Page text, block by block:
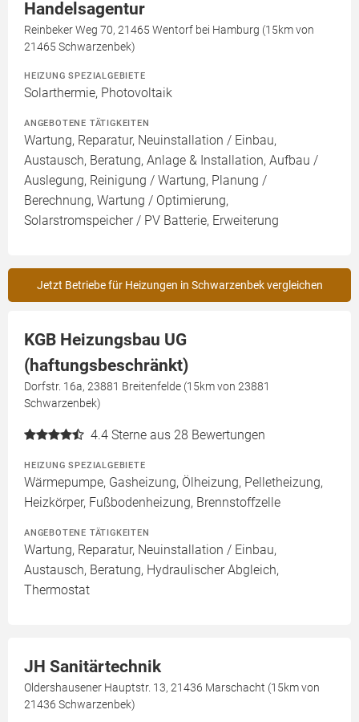
Handelsagentur
Reinbeker Weg 70, 21465 Wentorf bei Hamburg (15km von
21465 Schwarzenbek)
HEIZUNG SPEZIALGEBIETE
Solarthermie, Photovoltaik
ANGEBOTENE TÄTIGKEITEN
Wartung, Reparatur, Neuinstallation / Einbau,
Austausch, Beratung, Anlage & Installation, Aufbau /
Auslegung, Reinigung / Wartung, Planung /
Berechnung, Wartung / Optimierung,
Solarstromspeicher / PV Batterie, Erweiterung
Jetzt Betriebe für Heizungen in Schwarzenbek vergleichen
KGB Heizungsbau UG
(haftungsbeschränkt)
Dorfstr. 16a, 23881 Breitenfelde (15km von 23881
Schwarzenbek)
4.4 Sterne aus 28 Bewertungen
HEIZUNG SPEZIALGEBIETE
Wärmepumpe, Gasheizung, Ölheizung, Pelletheizung,
Heizkörper, Fußbodenheizung, Brennstoffzelle
ANGEBOTENE TÄTIGKEITEN
Wartung, Reparatur, Neuinstallation / Einbau,
Austausch, Beratung, Hydraulischer Abgleich,
Thermostat
JH Sanitärtechnik
Oldershausener Hauptstr. 13, 21436 Marschacht (15km von
21436 Schwarzenbek)